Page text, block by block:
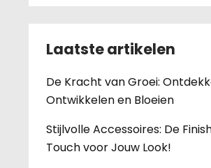
Laatste artikelen
De Kracht van Groei:
Ontwikkelen en Bloeien
Stijlvolle Accessoires: De
Touch voor Jouw Look!